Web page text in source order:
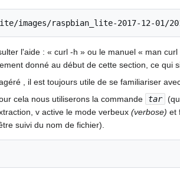
l'aide : « curl -h » ou le manuel « man
donné au début de cette section, ce qui
, il est toujours utile de se familiariser
cela nous utiliserons la commande
tar
v active le mode verbeux (verbose) et
suivi du nom de fichier).